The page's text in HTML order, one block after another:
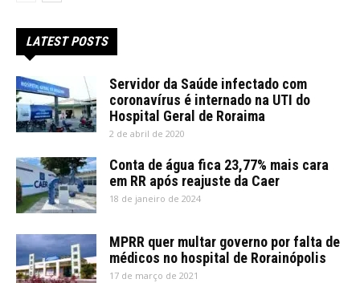
LATEST POSTS
Servidor da Saúde infectado com
coronavírus é internado na UTI do
Hospital Geral de Roraima
2 de abril de 2020
Conta de água fica 23,77% mais cara
em RR após reajuste da Caer
18 de janeiro de 2024
MPRR quer multar governo por falta de
médicos no hospital de Rorainópolis
17 de março de 2021